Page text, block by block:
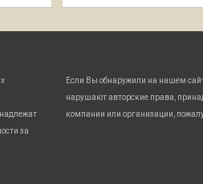
за
Если Вы обнаружили на нашем
нарушают авторские права,
компании или организации,